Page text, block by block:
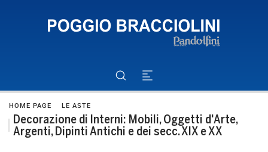
HOME PAGE LE ASTE
Decorazione di Interni: Mobili, Oggetti d'Arte,
Argenti, Dipinti Antichi e dei secc. XIX e XX